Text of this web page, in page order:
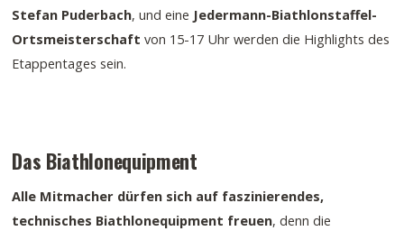
Stefan Puderbach, und eine Jedermann-Biathlonstaffel-
Ortsmeisterschaft von 15-17 Uhr werden die Highlights des
Etappentages sein.
Das Biathlonequipment
Alle Mitmacher dürfen sich auf faszinierendes,
technisches Biathlonequipment freuen, denn die